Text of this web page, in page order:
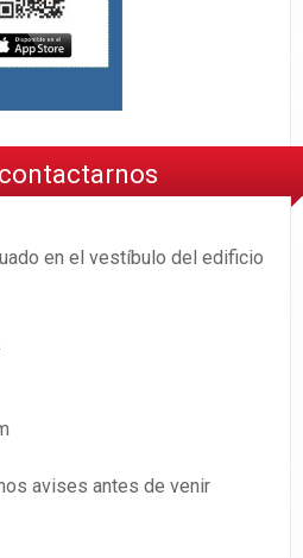
en el vestíbulo del edificio
avises antes de venir